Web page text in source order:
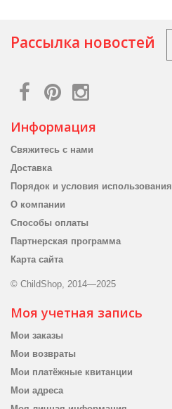
Рассылка новостей
Информация
Свяжитесь с нами
Доставка
Порядок и условия использования
О компании
Способы оплаты
Партнерская программа
Карта сайта
© ChildShop, 2014—2025
Моя учетная запись
Мои заказы
Мои возвраты
Мои платёжные квитанции
Мои адреса